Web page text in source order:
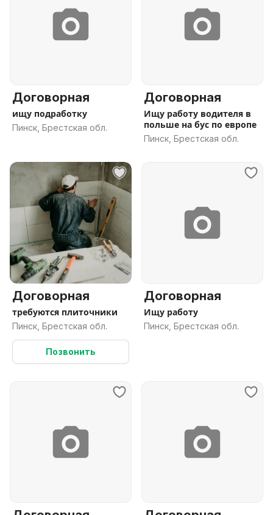
Договорная
ищу подработку
Пинск, Брестская обл.
Договорная
Ищу работу водителя в
польше на бус по европе
Пинск, Брестская обл.
Договорная
требуются плиточники
Пинск, Брестская обл.
Позвонить
Договорная
Ищу работу
Пинск, Брестская обл.